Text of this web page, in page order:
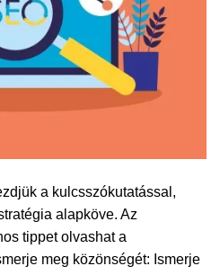
a kulcsszókutatással,
alapköve. Az
tippet olvashat a
meg közönségét: Ismerje